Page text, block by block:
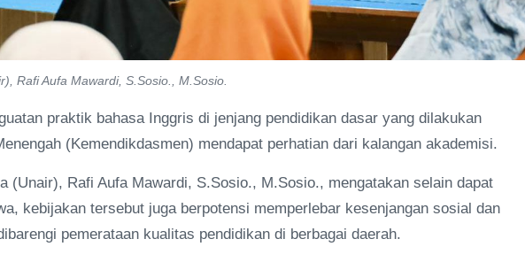
Rafi Aufa Mawardi, S.Sosio., M.Sosio.
praktik bahasa Inggris di jenjang pendidikan dasar yang dilakukan
(Kemendikdasmen) mendapat perhatian dari kalangan akademisi.
(Unair), Rafi Aufa Mawardi, S.Sosio., M.Sosio., mengatakan selain dapat
kebijakan tersebut juga berpotensi memperlebar kesenjangan sosial dan
pemerataan kualitas pendidikan di berbagai daerah.